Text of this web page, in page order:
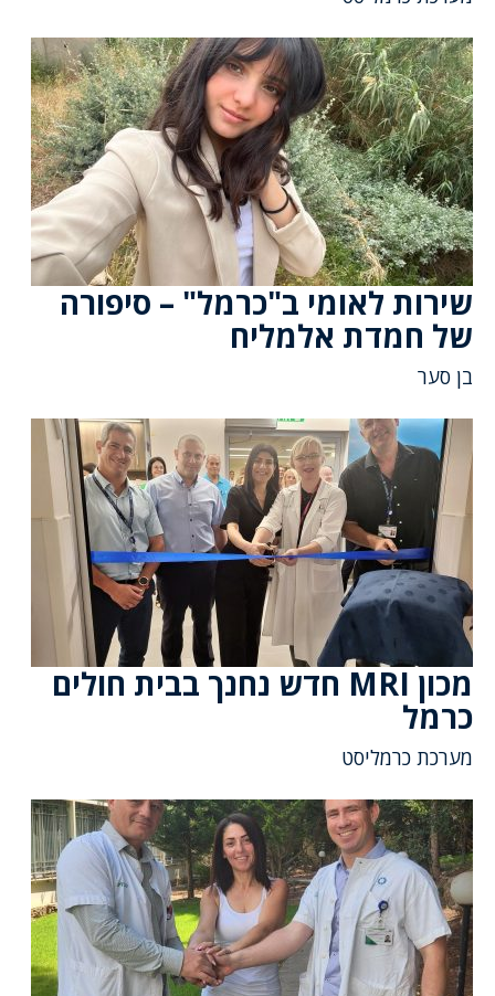
שירות לאומי ב"כרמל" – סיפורה
של חמדת אלמליח
בן סער
מכון MRI חדש נחנך בבית חולים
כרמל
מערכת כרמליסט